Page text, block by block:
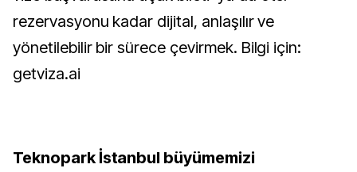
rezervasyonu kadar dijital, anlaşılır ve
yönetilebilir bir sürece çevirmek. Bilgi için:
getviza.ai
Teknopark İstanbul büyümemizi